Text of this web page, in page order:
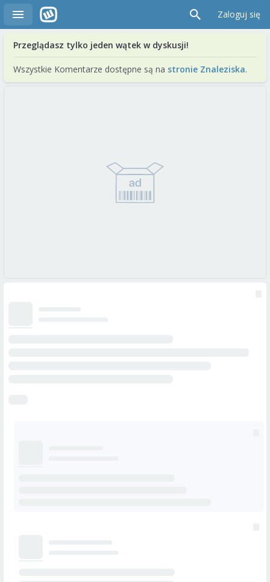
Zaloguj się
Przeglądasz tylko jeden wątek w dyskusji!
Wszystkie Komentarze dostępne są na stronie Znaleziska.